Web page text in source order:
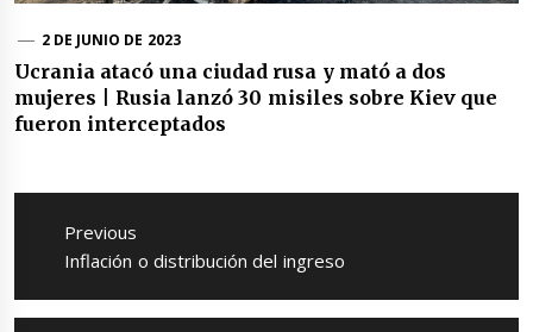
2 DE JUNIO DE 2023
Ucrania atacó una ciudad rusa y mató a dos
mujeres | Rusia lanzó 30 misiles sobre Kiev que
fueron interceptados
Navegación
entradas
Previous
Previous
Inflación o distribución del ingreso